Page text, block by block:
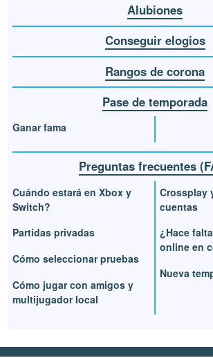
Alubiones
Conseguir elogios
Rangos de corona
Pase de temporada
Ganar fama
Preguntas frecuentes
Cuándo estará en Xbox y
Switch?
Partidas privadas
Cómo seleccionar pruebas
Cómo jugar con amigos y
multijugador local
Crossplay
cuentas
¿Hace
online en
Nueva